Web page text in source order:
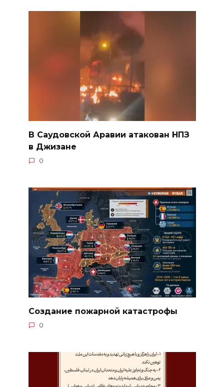
В Саудовской Аравии атакован НПЗ
в Джизане
0
Создание пожарной катастрофы
0